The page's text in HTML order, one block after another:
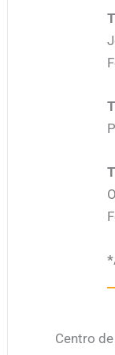
*
Centro